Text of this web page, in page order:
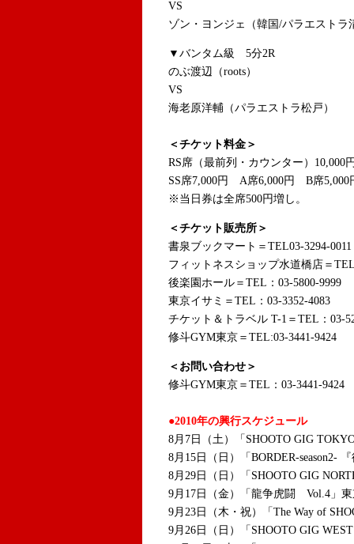
VS
ゾン・ヨンジェ（韓国/パラエストラ
▼バンタム級 5分2R
のぶ渡辺（roots）
VS
海老原洋輔（パラエストラ松戸）
＜チケット料金＞
RS席（最前列・カウンター）10,000
SS席7,000円 A席6,000円 B席5,000
※当日券は全席500円増し。
＜チケット販売所＞
書泉ブックマート＝TEL03-3294-0011
フィットネスショップ水道橋店＝
後楽園ホール＝TEL：03-5800-9999
東京イサミ＝TEL：03-3352-4083
チケット＆トラベル T-1＝TEL：03-
修斗GYM東京＝TEL:03-3441-9424
＜お問い合わせ＞
修斗GYM東京＝TEL：03-3441-9424
●2010年の興行スケジュール
8月7日（土）「SHOOTO GIG
8月15日（日）「BORDER-season2-
8月29日（日）「SHOOTO GIG
9月17日（金）「龍争虎闘 Vol.4」
9月23日（木・祝）「The Way of
9月26日（日）「SHOOTO GIG